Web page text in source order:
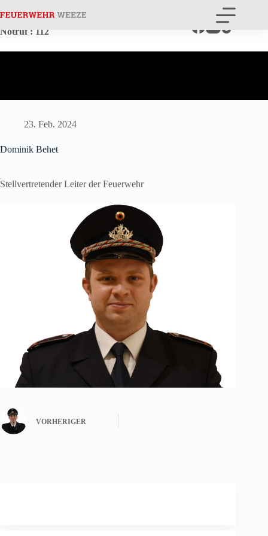
Inhalt
Notruf : 112
23. Feb. 2024
Dominik Behet
Stellvertretender Leiter der Feuerwehr
VORHERIGER